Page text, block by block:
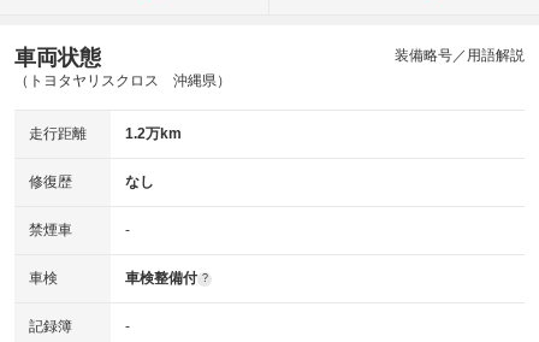
車両状態
（トヨタヤリスクロス 沖縄県）
装備略号／用語解説
走行距離 1.2万km
修復歴 なし
禁煙車 -
車検 車検整備付 ?
記録簿 -